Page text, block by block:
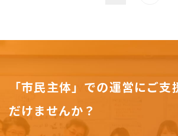
「市民主体」での運営にご
だけませんか？